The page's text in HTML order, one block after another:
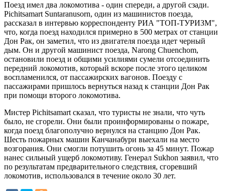
Поезд имел два локомотива - один спереди, а другой сзади.
Pichitsamart Suntaranusorn, один из машинистов поезда,
рассказал в интервью корреспонденту РИА "ТОП-ТУРИЗМ",
что, когда поезд находился примерно в 500 метрах от станции
Дон Рак, он заметил, что из двигателя поезда идет черный
дым. Он и другой машинист поезда, Narong Chuenchom,
остановили поезд и общими усилиями сумели отсоединить
передний локомотив, который вскоре после этого целиком
воспламенился, от пассажирских вагонов. Поезду с
пассажирами пришлось вернуться назад к станции Дон Рак
при помощи второго локомотива.
Мистер Pichitsamart сказал, что туристы не знали, что чуть
было, не сгорели. Они были проинформированы о пожаре,
когда поезд благополучно вернулся на станцию Дон Рак.
Шесть пожарных машин Канчанабури выехали на место
возгорания. Они смогли потушить огонь за 45 минут. Пожар
нанес сильный ущерб локомотиву. Генерал Sukhon заявил, что
по результатам предварительного следствия, сгоревший
локомотив, использовался в течение около 30 лет.